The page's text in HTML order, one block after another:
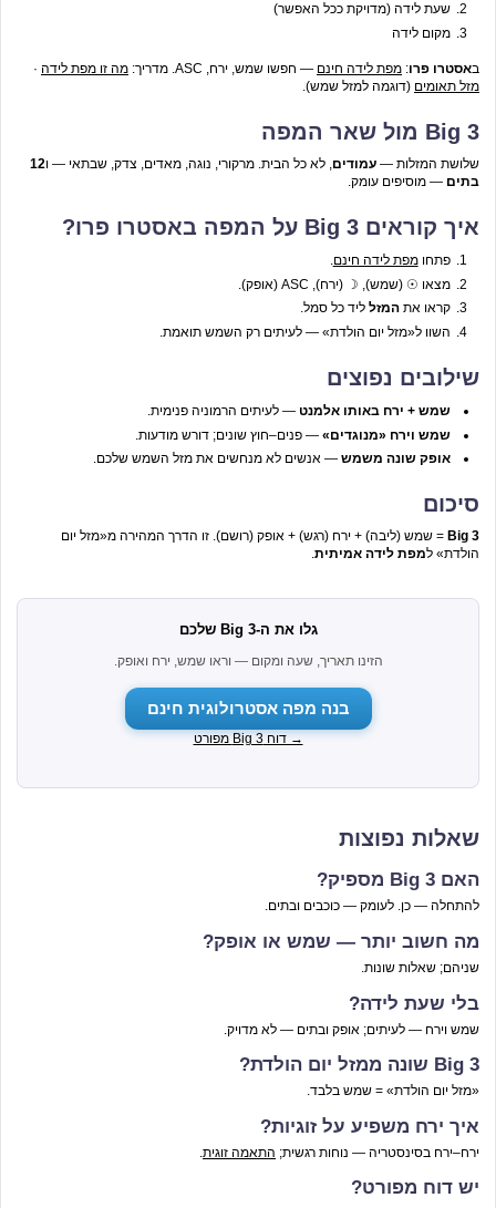
שעת לידה (מדויקת ככל האפשר)
מקום לידה
באסטרו פרו: מפת לידה חינם — חפשו שמש, ירח, ASC. מדריך: מה זו מפת לידה ·
מזל תאומים (דוגמה למזל שמש).
Big 3 מול שאר המפה
שלושת המזלות — עמודים, לא כל הבית. מרקורי, נוגה, מאדים, צדק, שבתאי — ו12
בתים — מוסיפים עומק.
איך קוראים Big 3 על המפה באסטרו פרו?
פתחומפת לידה חינם.
מצאו ☉ (שמש), ☽ (ירח), ASC (אופק).
קראו אתהמזל ליד כל סמל.
השוו ל«מזל יום הולדת» — לעיתים רק השמש תואמת.
שילובים נפוצים
שמש + ירח באותו אלמנט — לעיתים הרמוניה פנימית.
שמש וירח «מנוגדים» — פנים–חוץ שונים; דורש מודעות.
אופק שונה משמש — אנשים לא מנחשים את מזל השמש שלכם.
סיכום
Big 3 = שמש (ליבה) + ירח (רגש) + אופק (רושם). זו הדרך המהירה מ«מזל יום
הולדת» למפת לידה אמיתית.
גלו את ה-Big 3 שלכם
הזינו תאריך, שעה ומקום — וראו שמש, ירח ואופק.
בנה מפה אסטרולוגית חינם
→ דוח Big 3 מפורט
שאלות נפוצות
האם Big 3 מספיק?
להתחלה — כן. לעומק — כוכבים ובתים.
מה חשוב יותר — שמש או אופק?
שניהם; שאלות שונות.
בלי שעת לידה?
שמש וירח — לעיתים; אופק ובתים — לא מדויק.
Big 3 שונה ממזל יום הולדת?
«מזל יום הולדת» = שמש בלבד.
איך ירח משפיע על זוגיות?
ירח–ירח בסינסטריה — נוחות רגשית; התאמה זוגית.
יש דוח מפורט?